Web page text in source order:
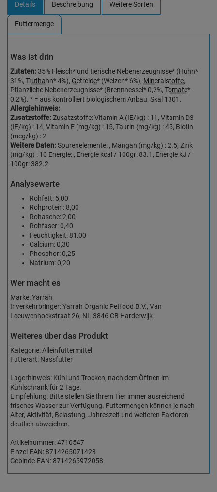
Details Beschreibung Weitere Sorten
Futtermenge
Was ist drin
Zutaten: 35% Fleisch* und tierische Nebenerzeugnisse* (Huhn*
31%, Truthahn* 4%), Getreide* (Weizen* 6%), Mineralstoffe,
Pflanzliche Nebenerzeugnisse* (Brennnessel* 0,2%, Tomate*
0,2%). * = aus kontrolliert biologischem Anbau, Skal 1301.
Allergiehinweis:
Zusatzstoffe:Zusatzstoffe: Vitamin A (IE/kg) : 11, Vitamin D3
(IE/kg) : 14, Vitamin E (mg/kg) : 15, Taurin (mg/kg) : 45, Biotin
(mcg/kg) : 2
Weitere Daten:Spurenelemente: , Mangan (mg/kg) : 2.5, Zink
(mg/kg) : 10 Energie: , Energie kcal / 100gr: 83.1, Energie kJ /
100gr: 382.2
Analysewerte
Rohfett: 5,00
Rohprotein: 8,00
Rohasche: 2,00
Rohfaser: 0,40
Feuchtigkeit: 81,00
Calcium: 0,30
Phosphor: 0,25
Natrium: 0,20
Wer macht es
Marke: Yarrah
Inverkehrbringer: Yarrah Organic Petfood B.V., Van
Leeuwenhoekstraat 26, NL-3846 CB Harderwijk
Weiteres über das Produkt
Kategorie: Alleinfuttermittel
Futterart: Nassfutter
Lagerhinweis: Kühl und Trocken, nach dem Öffnen im
Kühlschrank für 2 Tage.
Empfehlung: Bitte stellen Sie Ihrem Tier immer ausreichend
frisches Wasser zur Verfügung. Futtermengen können je nach
Alter, Aktivität, Belastung, Jahreszeit und weiteren Faktoren
deutlich abweichen.
Artikelnummer: 4710547
Einzel-EAN: 8714265071423
Gebinde-EAN: 8714265972058